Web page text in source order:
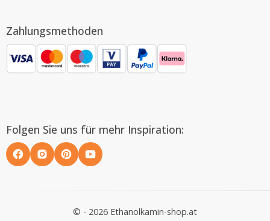
Zahlungsmethoden
Folgen Sie uns für mehr Inspiration:
© - 2026 Ethanolkamin-shop.at